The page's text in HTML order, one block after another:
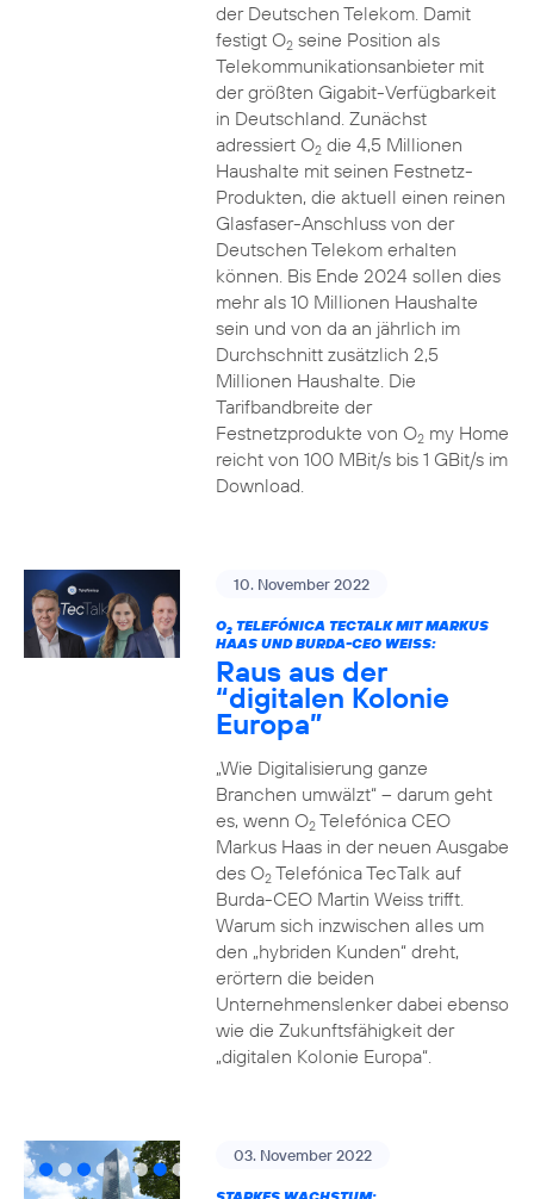
der Deutschen Telekom. Damit
festigt O2seine Position als
Telekommunikationsanbieter mit
der größten Gigabit-Verfügbarkeit
in Deutschland. Zunächst
adressiert O2die 4,5 Millionen
Haushalte mit seinen Festnetz-
Produkten, die aktuell einen reinen
Glasfaser-Anschluss von der
Deutschen Telekom erhalten
können. Bis Ende 2024 sollen dies
mehr als 10 Millionen Haushalte
sein und von da an jährlich im
Durchschnitt zusätzlich 2,5
Millionen Haushalte. Die
Tarifbandbreite der
Festnetzprodukte von O2my Home
reicht von 100 MBit/s bis 1 GBit/s im
Download.
10. November 2022
O2TELEFÓNICA TECTALK MIT MARKUS
HAAS UND BURDA-CEO WEISS:
Raus aus der
“digitalen Kolonie
Europa”
„Wie Digitalisierung ganze
Branchen umwälzt“ – darum geht
es, wenn O2Telefónica CEO
Markus Haas in der neuen Ausgabe
des O2Telefónica TecTalk auf
Burda-CEO Martin Weiss trifft.
Warum sich inzwischen alles um
den „hybriden Kunden“ dreht,
erörtern die beiden
Unternehmenslenker dabei ebenso
wie die Zukunftsfähigkeit der
„digitalen Kolonie Europa“.
03. November 2022